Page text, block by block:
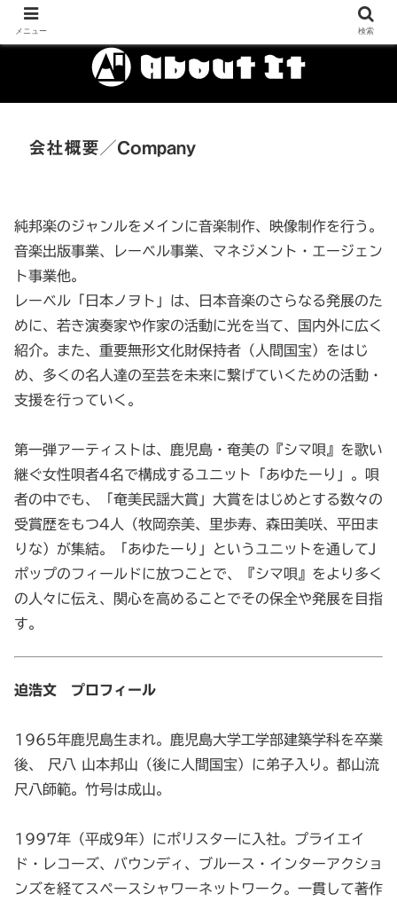
会社概要／Company
純邦楽のジャンルをメインに音楽制作、映像制作を行う。
音楽出版事業、レーベル事業、マネジメント・エージェン
ト事業他。
レーベル「日本ノヲト」は、日本音楽のさらなる発展のた
めに、若き演奏家や作家の活動に光を当て、国内外に広く
紹介。また、重要無形文化財保持者（人間国宝）をはじ
め、多くの名人達の至芸を未来に繋げていくための活動・
支援を行っていく。
第一弾アーティストは、鹿児島・奄美の『シマ唄』を歌い
継ぐ女性唄者4名で構成するユニット「あゆたーり」。唄
者の中でも、「奄美民謡大賞」大賞をはじめとする数々の
受賞歴をもつ4人（牧岡奈美、里歩寿、森田美咲、平田ま
りな）が集結。「あゆたーり」というユニットを通してJ
ポップのフィールドに放つことで、『シマ唄』をより多く
の人々に伝え、関心を高めることでその保全や発展を目指
す。
迫浩文 プロフィール
1965年鹿児島生まれ。鹿児島大学工学部建築学科を卒業
後、 尺八 山本邦山（後に人間国宝）に弟子入り。都山流
尺八師範。竹号は成山。
1997年（平成9年）にポリスターに入社。プライエイ
ド・レコーズ、バウンディ、ブルース・インターアクショ
ンズを経てスペースシャワーネットワーク。一貫して著作
メニュー 検索